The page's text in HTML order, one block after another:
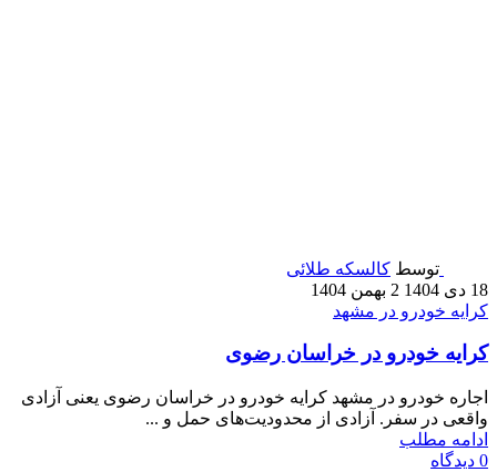
توسط کالسکه طلائی
18 دی 1404
2 بهمن 1404
کرایه خودرو در مشهد
کرایه خودرو در خراسان رضوی
اجاره خودرو در مشهد کرایه خودرو در خراسان رضوی یعنی آزادی
واقعی در سفر. آزادی از محدودیت‌های حمل و ...
ادامه مطلب
0 دیدگاه